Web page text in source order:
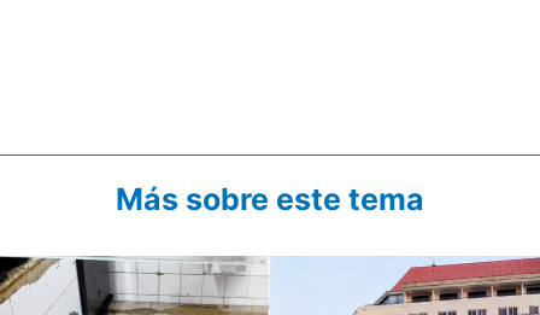
Más sobre este tema